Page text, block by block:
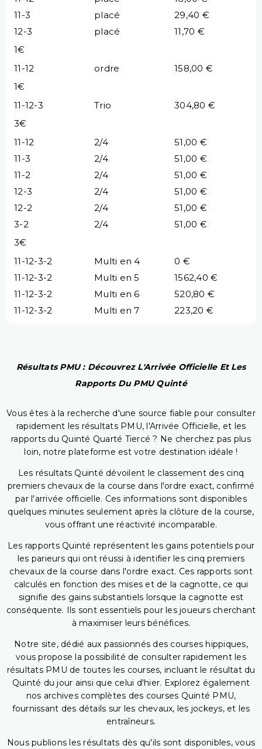
11-3
placé
29,40 €
12-3
placé
11,70 €
1€
11-12
ordre
158,00 €
1€
11-12-3
Trio
304,80 €
3€
11-12
2/4
51,00 €
11-3
2/4
51,00 €
11-2
2/4
51,00 €
12-3
2/4
51,00 €
12-2
2/4
51,00 €
3-2
2/4
51,00 €
3€
11-12-3-2
Multi en 4
0 €
11-12-3-2
Multi en 5
1562,40 €
11-12-3-2
Multi en 6
520,80 €
11-12-3-2
Multi en 7 223,20 €
Résultats PMU : Découvrez L'Arrivée Officielle Et Les
Rapports Du PMU Quinté
Vous êtes à la recherche d'une source fiable pour consulter
rapidement les résultats PMU, l'Arrivée Officielle, et les
rapports du Quinté Quarté Tiercé ? Ne cherchez pas plus
loin, notre plateforme est votre destination idéale !
Les résultats Quinté dévoilent le classement des cinq
premiers chevaux de la course dans l'ordre exact, confirmé
par l'arrivée officielle. Ces informations sont disponibles
quelques minutes seulement après la clôture de la course,
vous offrant une réactivité incomparable.
Les rapports Quinté représentent les gains potentiels pour
les parieurs qui ont réussi à identifier les cinq premiers
chevaux de la course dans l'ordre exact. Ces rapports sont
calculés en fonction des mises et de la cagnotte, ce qui
signifie des gains substantiels lorsque la cagnotte est
conséquente. Ils sont essentiels pour les joueurs cherchant
à maximiser leurs bénéfices.
Notre site, dédié aux passionnés des courses hippiques,
vous propose la possibilité de consulter rapidement les
résultats PMU de toutes les courses, incluant le résultat du
Quinté du jour ainsi que celui d'hier. Explorez également
nos archives complètes des courses Quinté PMU,
fournissant des détails sur les chevaux, les jockeys, et les
entraîneurs.
Nous publions les résultats dès qu'ils sont disponibles, vous